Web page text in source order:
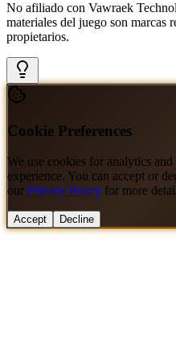
No afiliado con Vawraek
materiales del juego son marcas
propietarios.
Cookie Preferences
We use cookies for analytics
experience. You can accept or
our Privacy Policy for more
Accept Decline